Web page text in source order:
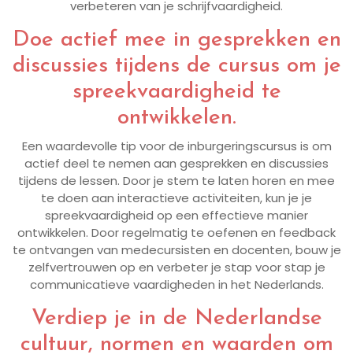
verbeteren van je schrijfvaardigheid.
Doe actief mee in gesprekken en
discussies tijdens de cursus om je
spreekvaardigheid te
ontwikkelen.
Een waardevolle tip voor de inburgeringscursus is om
actief deel te nemen aan gesprekken en discussies
tijdens de lessen. Door je stem te laten horen en mee
te doen aan interactieve activiteiten, kun je je
spreekvaardigheid op een effectieve manier
ontwikkelen. Door regelmatig te oefenen en feedback
te ontvangen van medecursisten en docenten, bouw je
zelfvertrouwen op en verbeter je stap voor stap je
communicatieve vaardigheden in het Nederlands.
Verdiep je in de Nederlandse
cultuur, normen en waarden om